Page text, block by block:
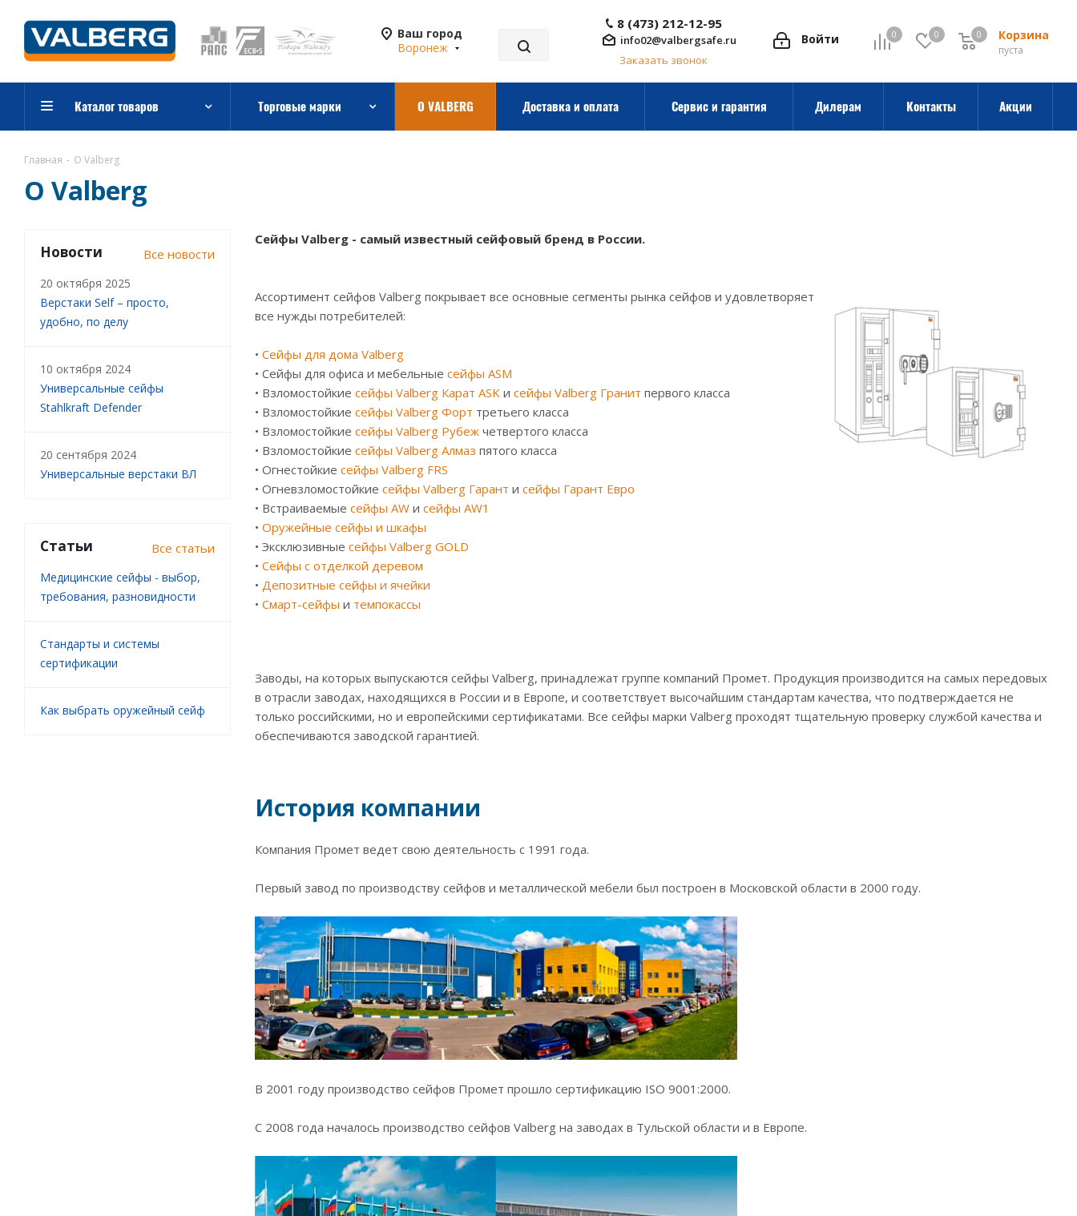
Ваш город
Воронеж
0 0 Корзина
0
пуста
0
Войти
8 (473) 212-12-95
info02@valbergsafe.ru
Заказать звонок
Каталог товаров Торговые марки О VALBERG Доставка и оплата Сервис и гарантия Дилерам Контакты Акции
Главная - О Valberg
О Valberg
Сейфы Valberg - самый известный сейфовый бренд в России.
Ассортимент сейфов Valberg покрывает все основные сегменты рынка сейфов и удовлетворяет
все нужды потребителей:
• Сейфы для дома Valberg
• Сейфы для офиса и мебельные сейфы ASM
• Взломостойкие сейфы Valberg Карат ASK и сейфы Valberg Гранит первого класса
• Взломостойкие сейфы Valberg Форт третьего класса
• Взломостойкие сейфы Valberg Рубеж четвертого класса
• Взломостойкие сейфы Valberg Алмаз пятого класса
• Огнестойкие сейфы Valberg FRS
• Огневзломостойкие сейфы Valberg Гарант и сейфы Гарант Евро
• Встраиваемые сейфы AW и сейфы AW1
• Оружейные сейфы и шкафы
• Эксклюзивные сейфы Valberg GOLD
• Сейфы с отделкой деревом
• Депозитные сейфы и ячейки
• Смарт-сейфы и темпокассы
Заводы, на которых выпускаются сейфы Valberg, принадлежат группе компаний Промет. Продукция производится на самых передовых
в отрасли заводах, находящихся в России и в Европе, и соответствует высочайшим стандартам качества, что подтверждается не
только российскими, но и европейскими сертификатами. Все сейфы марки Valberg проходят тщательную проверку службой качества и
обеспечиваются заводской гарантией.
История компании
Компания Промет ведет свою деятельность с 1991 года.
Первый завод по производству сейфов и металлической мебели был построен в Московской области в 2000 году.
В 2001 году производство сейфов Промет прошло сертификацию ISO 9001:2000.
С 2008 года началось производство сейфов Valberg на заводах в Тульской области и в Европе.
Новости Все новости
20 октября 2025
Верстаки Self – просто,
удобно, по делу
10 октября 2024
Универсальные сейфы
Stahlkraft Defender
20 сентября 2024
Универсальные верстаки ВЛ
Статьи Все статьи
Медицинские сейфы - выбор,
требования, разновидности
Стандарты и системы
сертификации
Как выбрать оружейный сейф